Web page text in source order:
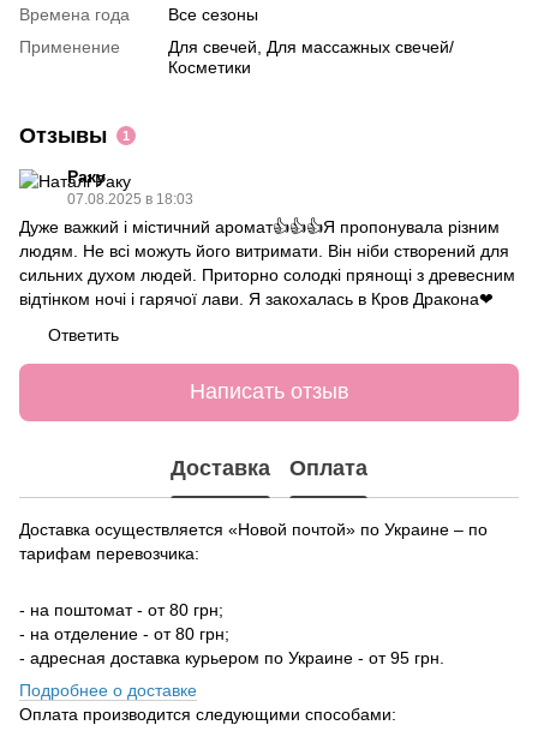
Времена года
Все сезоны
Применение
Для свечей, Для массажных свечей/
Косметики
Отзывы 1
Раку
07.08.2025 в 18:03
Дуже важкий і містичний аромат👍👍👍Я пропонувала різним
людям. Не всі можуть його витримати. Він ніби створений для
сильних духом людей. Приторно солодкі прянощі з древесним
відтінком ночі і гарячої лави. Я закохалась в Кров Дракона❤
Ответить
Написать отзыв
Доставка Оплата
Доставка осуществляется «Новой почтой» по Украине – по
тарифам перевозчика:
- на поштомат - от 80 грн;
- на отделение - от 80 грн;
- адресная доставка курьером по Украине - от 95 грн.
Подробнее о доставке
Оплата производится следующими способами: